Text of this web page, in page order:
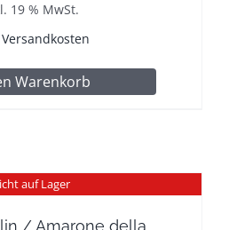
19 % MwSt.
Versandkosten
Warenkorb
auf Lager
/ Amarone della